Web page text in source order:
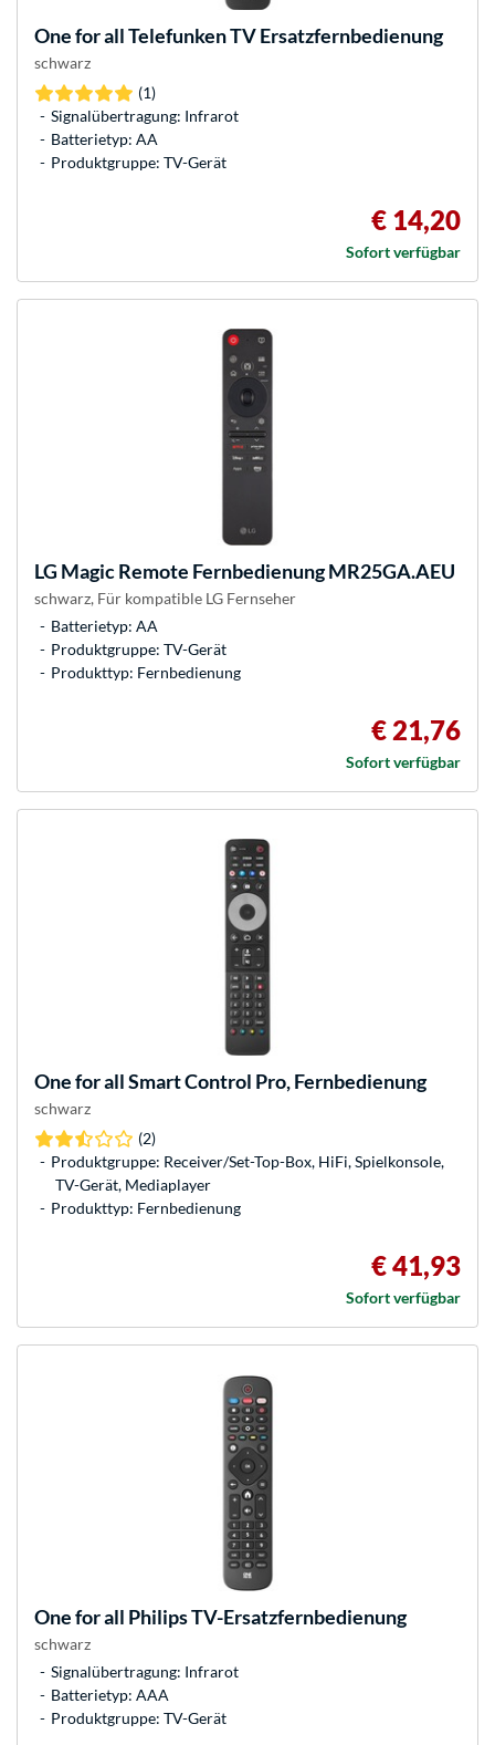
One for allTelefunken TV Ersatzfernbedienung
schwarz
(1)
Signalübertragung: Infrarot
Batterietyp: AA
Produktgruppe: TV-Gerät
€ 14,20
Sofort verfügbar
LG Magic Remote Fernbedienung MR25GA.AEU
schwarz, Für kompatible LG Fernseher
Batterietyp: AA
Produktgruppe: TV-Gerät
Produkttyp: Fernbedienung
€ 21,76
Sofort verfügbar
One for allSmart Control Pro, Fernbedienung
schwarz
(2)
Produktgruppe: Receiver/Set-Top-Box, HiFi, Spielkonsole,
TV-Gerät, Mediaplayer
Produkttyp: Fernbedienung
€ 41,93
Sofort verfügbar
One for all Philips TV-Ersatzfernbedienung
schwarz
Signalübertragung: Infrarot
Batterietyp: AAA
Produktgruppe: TV-Gerät